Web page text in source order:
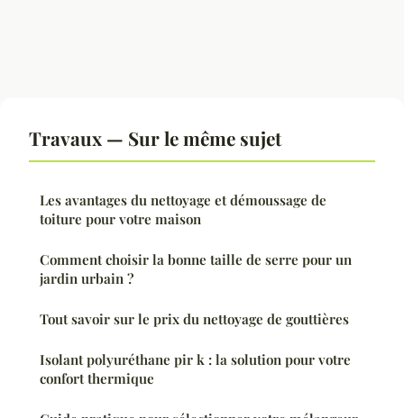
Travaux — Sur le même sujet
Les avantages du nettoyage et démoussage de
toiture pour votre maison
Comment choisir la bonne taille de serre pour un
jardin urbain ?
Tout savoir sur le prix du nettoyage de gouttières
Isolant polyuréthane pir k : la solution pour votre
confort thermique